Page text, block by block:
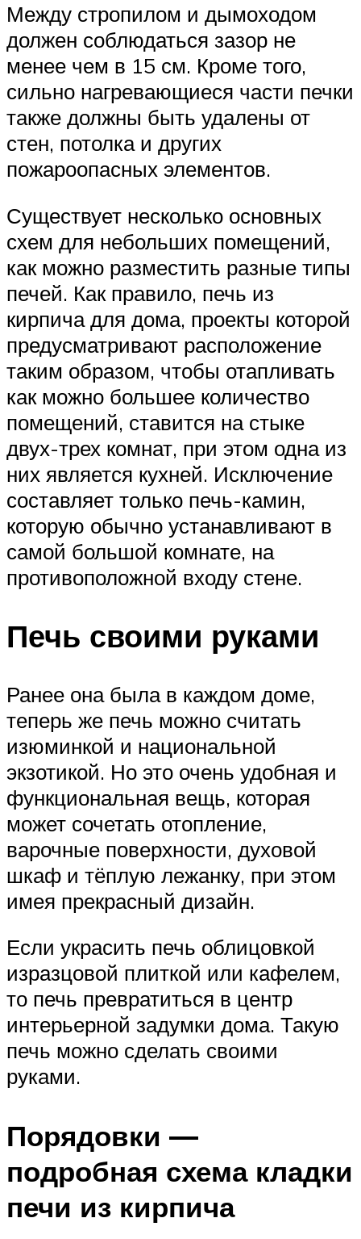
Между стропилом и дымоходом
должен соблюдаться зазор не
менее чем в 15 см. Кроме того,
сильно нагревающиеся части печки
также должны быть удалены от
стен, потолка и других
пожароопасных элементов.
Существует несколько основных
схем для небольших помещений,
как можно разместить разные типы
печей. Как правило, печь из
кирпича для дома, проекты которой
предусматривают расположение
таким образом, чтобы отапливать
как можно большее количество
помещений, ставится на стыке
двух-трех комнат, при этом одна из
них является кухней. Исключение
составляет только печь-камин,
которую обычно устанавливают в
самой большой комнате, на
противоположной входу стене.
Печь своими руками
Ранее она была в каждом доме,
теперь же печь можно считать
изюминкой и национальной
экзотикой. Но это очень удобная и
функциональная вещь, которая
может сочетать отопление,
варочные поверхности, духовой
шкаф и тёплую лежанку, при этом
имея прекрасный дизайн.
Если украсить печь облицовкой
изразцовой плиткой или кафелем,
то печь превратиться в центр
интерьерной задумки дома. Такую
печь можно сделать своими
руками.
Порядовки —
подробная схема кладки
печи из кирпича